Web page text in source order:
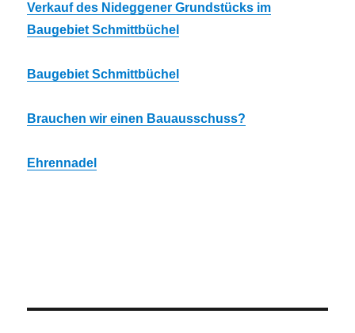
Verkauf des Nideggener Grundstücks im
Baugebiet Schmittbüchel
Baugebiet Schmittbüchel
Brauchen wir einen Bauausschuss?
Ehrennadel